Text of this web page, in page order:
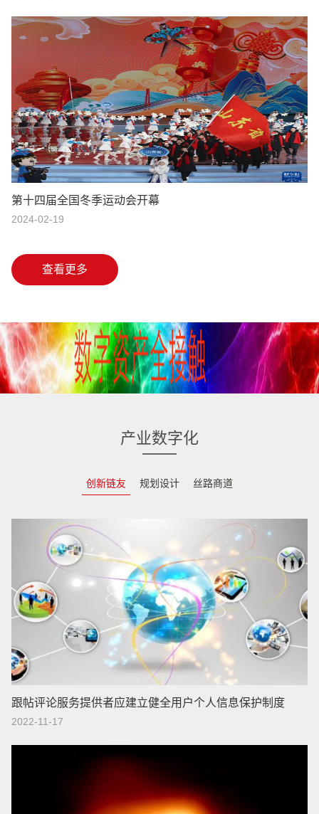
第十四届全国冬季运动会开幕
2024-02-19
查看更多
产业数字化
创新链友 规划设计 丝路商道
跟帖评论服务提供者应建立健全用户个人信息保护制度
2022-11-17